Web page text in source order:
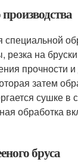
специальной
на
прочности и
затем
сушке в
обработка
бруса